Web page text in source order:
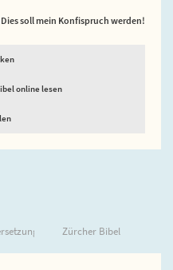
Dies soll mein Konfispruch werden!
online lesen
Zürcher Bibel